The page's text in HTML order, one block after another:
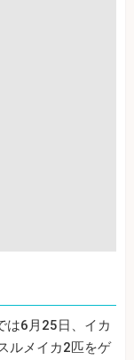
は6月25日、イカ
ルメイカ2匹をゲ